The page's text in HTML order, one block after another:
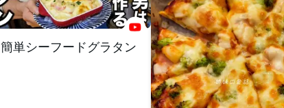
簡単シーフードグラタン